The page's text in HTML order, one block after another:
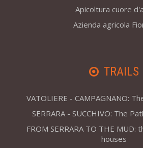
Apicoltura cuore
Azienda agricola
TRAILS
VATOLIERE - CAMPAGNANO:
SERRARA - SUCCHIVO: The
FROM SERRARA TO THE MUD:
houses